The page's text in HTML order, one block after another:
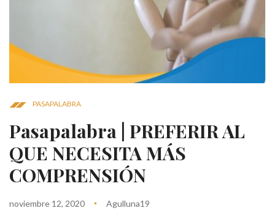
PASAPALABRA
Pasapalabra | PREFERIR AL
QUE NECESITA MÁS
COMPRENSIÓN
noviembre 12, 2020 Agulluna19